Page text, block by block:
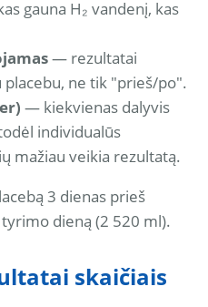
gauna H₂ vandenį, kas
— rezultatai
ne tik "prieš/po".
— kiekvienas dalyvis
individualūs
mažiau veikia rezultatą.
3 dienas prieš
dieną (2 520 ml).
skaičiais